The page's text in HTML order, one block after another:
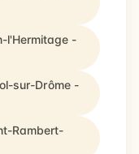
l'Hermitage -
sur-Drôme -
Rambert-